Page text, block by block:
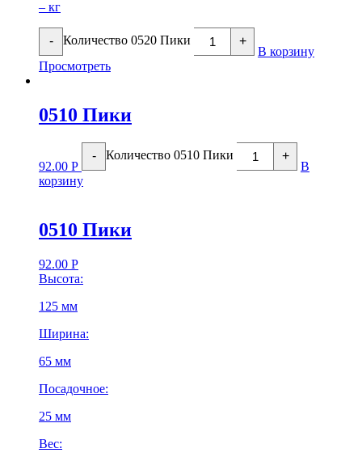
– кг
- Количество 0520 Пики +
В корзину
Просмотреть
0510 Пики
92.00 Р
- Количество 0510 Пики +
В
корзину
0510 Пики
92.00 Р
Высота:
125 мм
Ширина:
65 мм
Посадочное:
25 мм
Вес: